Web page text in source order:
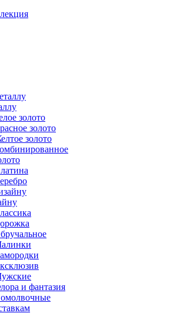
золото
золото
золото
и фантазия